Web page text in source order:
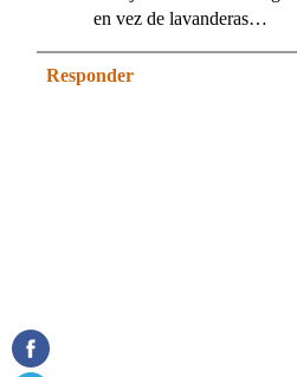
en vez de lavanderas…
Responder